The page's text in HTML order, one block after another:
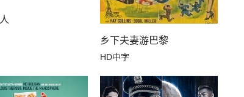
乡下夫妻游巴黎
HD中字